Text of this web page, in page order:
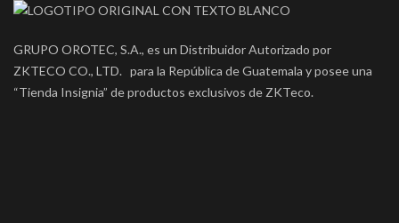
GRUPO OROTEC, S.A., es un Distribuidor Autorizado por
ZKTECO CO., LTD. para la República de Guatemala y posee una
“Tienda Insignia” de productos exclusivos de ZKTeco.